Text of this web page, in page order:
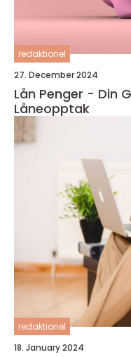
redaktionel
27. December 2024
Lån Penger - Din
Låneopptak
redaktionel
18. January 2024